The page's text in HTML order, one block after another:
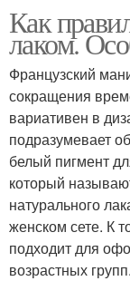
Как
лаком.
Французский
сокращения
вариативен в
подразумевает
белый пигмент
который
натурального
женском сете. К
подходит для
возрастных групп.